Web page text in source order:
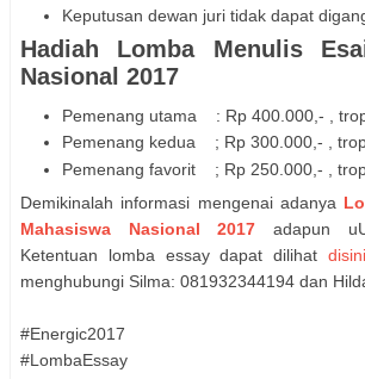
Keputusan dewan juri tidak dapat
Hadiah Lomba Menulis
Nasional 2017
Pemenang utama : Rp 400.000,- ,
Pemenang kedua ; Rp 300.000,- ,
Pemenang favorit ; Rp 250.000,- ,
Demikinalah informasi mengenai adanya
Mahasiswa Nasional 2017 adapun
Ketentuan lomba essay dapat dilihat disini
menghubungi Silma: 081932344194 dan
#Energic2017
#LombaEssay